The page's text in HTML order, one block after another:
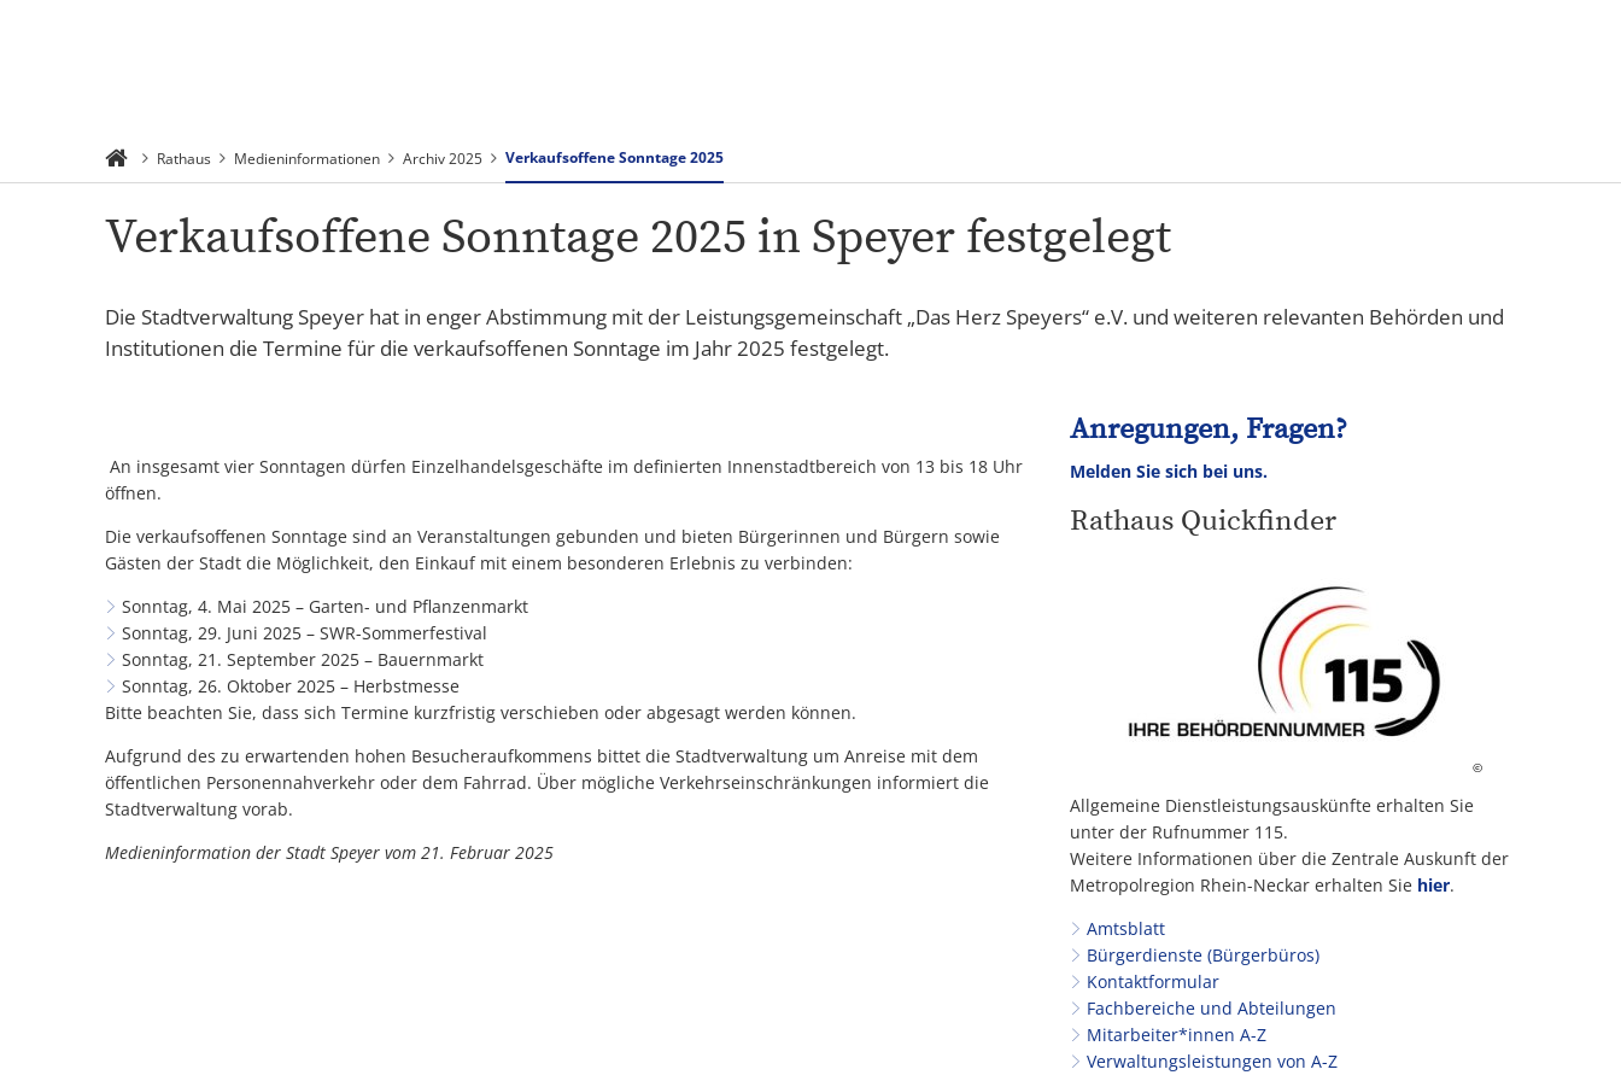
Rathaus Medieninformationen Archiv 2025 Verkaufsoffene Sonntage 2025
Verkaufsoffene Sonntage 2025 in Speyer festgelegt
Die Stadtverwaltung Speyer hat in enger Abstimmung mit der Leistungsgemeinschaft „Das Herz Speyers“ e.V. und weiteren relevanten Behörden und
Institutionen die Termine für die verkaufsoffenen Sonntage im Jahr 2025 festgelegt.
An insgesamt vier Sonntagen dürfen Einzelhandelsgeschäfte im definierten Innenstadtbereich von 13 bis 18 Uhr
öffnen.
Die verkaufsoffenen Sonntage sind an Veranstaltungen gebunden und bieten Bürgerinnen und Bürgern sowie
Gästen der Stadt die Möglichkeit, den Einkauf mit einem besonderen Erlebnis zu verbinden:
Sonntag, 4. Mai 2025 – Garten- und Pflanzenmarkt
Sonntag, 29. Juni 2025 – SWR-Sommerfestival
Sonntag, 21. September 2025 – Bauernmarkt
Sonntag, 26. Oktober 2025 – Herbstmesse
Bitte beachten Sie, dass sich Termine kurzfristig verschieben oder abgesagt werden können.
Aufgrund des zu erwartenden hohen Besucheraufkommens bittet die Stadtverwaltung um Anreise mit dem
öffentlichen Personennahverkehr oder dem Fahrrad. Über mögliche Verkehrseinschränkungen informiert die
Stadtverwaltung vorab.
Medieninformation der Stadt Speyer vom 21. Februar 2025
Anregungen, Fragen?
Melden Sie sich bei uns.
Rathaus Quickfinder
©
Allgemeine Dienstleistungsauskünfte erhalten Sie
unter der Rufnummer 115.
Weitere Informationen über die Zentrale Auskunft der
Metropolregion Rhein-Neckar erhalten Sie hier.
Amtsblatt
Bürgerdienste (Bürgerbüros)
Kontaktformular
Fachbereiche und Abteilungen
Mitarbeiter*innen A-Z
Verwaltungsleistungen von A-Z